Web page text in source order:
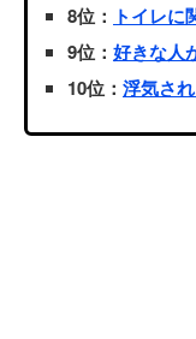
8位： トイレに
9位： 好きな人
10位： 浮気さ